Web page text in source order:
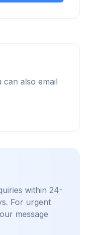
also email
within 24-
For urgent
message
kortar